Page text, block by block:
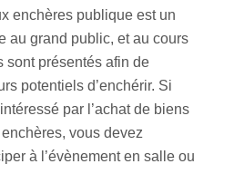
enchères publique est un
au grand public, et au cours
sont présentés afin de
potentiels d’enchérir. Si
par l’achat de biens
vous devez
à l’évènement en salle ou